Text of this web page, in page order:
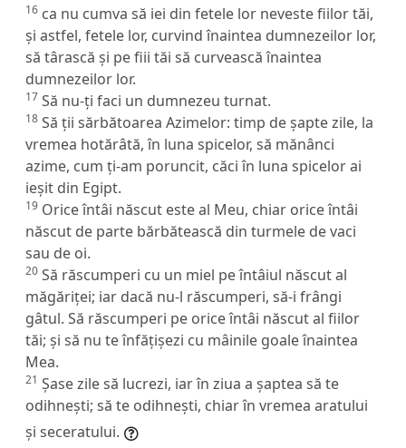
16 ca nu cumva să iei din fetele lor neveste fiilor tăi,
și astfel, fetele lor, curvind înaintea dumnezeilor lor,
să târască și pe fiii tăi să curvească înaintea
dumnezeilor lor.
17 Să nu-ți faci un dumnezeu turnat.
18 Să ții sărbătoarea Azimelor: timp de șapte zile, la
vremea hotărâtă, în luna spicelor, să mănânci
azime, cum ți-am poruncit, căci în luna spicelor ai
ieșit din Egipt.
19 Orice întâi născut este al Meu, chiar orice întâi
născut de parte bărbătească din turmele de vaci
sau de oi.
20 Să răscumperi cu un miel pe întâiul născut al
măgăriței; iar dacă nu-l răscumperi, să-i frângi
gâtul. Să răscumperi pe orice întâi născut al fiilor
tăi; și să nu te înfățișezi cu mâinile goale înaintea
Mea.
21 Șase zile să lucrezi, iar în ziua a șaptea să te
odihnești; să te odihnești, chiar în vremea aratului
și seceratului.